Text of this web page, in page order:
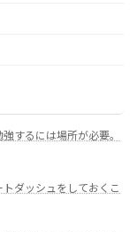
するには場所が必要。
ダッシュをしておくこ